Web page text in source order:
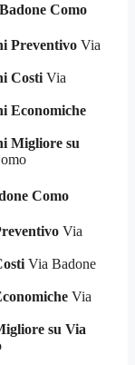
Como
Preventivo Via
Costi Via
Economiche
Migliore su
Como
Via
Via Badone
Via
su Via